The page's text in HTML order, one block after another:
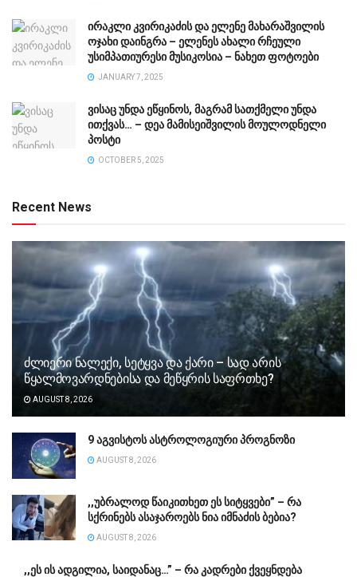
ირაკლი კვირიკაძის და ელენე მახარაშვილის
ოჯახი დაინგრა – ელენეს ახალი რჩეული
უსიმპათიურესი მუსიკოსია – ნახეთ ფოტოები
JANUARY 7, 2025
ვისაც უნდა ეწყინოს, მაგრამ სათქმელი უნდა
ითქვას… – დეა მამისეიშვილის მოულოდნელი
პოსტი
OCTOBER 5, 2025
Recent News
ძლიერი ნალექი, სეტყვა და ქარი – სად არის
წყალმოვარდნებისა და მეწყრის საფრთხე?
AUGUST 8, 2026
9 აგვისტოს ასტროლოგიური პროგნოზი
AUGUST 8, 2026
,,უბ­რა­ლოდ წა­ი­კი­თხეთ ეს სი­ტყვე­ბი” – რა
სქრინებს ასაჯაროებს ნია იმნაძის ბებია?
AUGUST 8, 2026
,,ეს ის ადგილია, საიდანაც…” – რა კადრები ქვეყნდება